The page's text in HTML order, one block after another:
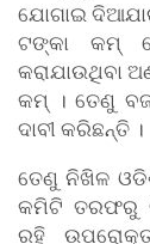
ଯୋଗାଇ
ଟଙ୍କା କମ୍
କରାଯାଉଥିବା
କମ୍ । ତେଣୁ
ଦାବୀ କରିଛନ୍ତି ।
ତେଣୁ ନିଖିଳ
କମିଟି ତରଫରୁ
ରହି